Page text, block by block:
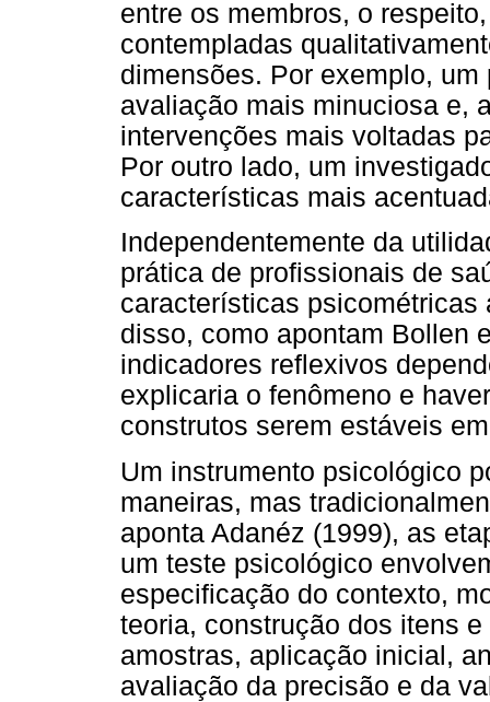
entre os membros, o
contempladas
dimensões. Por exemplo,
avaliação mais minuciosa e,
intervenções mais voltadas
Por outro lado, um
características mais
Independentemente da
prática de profissionais de
características psicométricas
disso, como apontam Bollen
indicadores reflexivos
explicaria o fenômeno e
construtos serem estáveis
Um instrumento psicológico
maneiras, mas
aponta Adanéz (1999), as
um teste psicológico
especificação do contexto,
teoria, construção dos itens
amostras, aplicação inicial,
avaliação da precisão e da